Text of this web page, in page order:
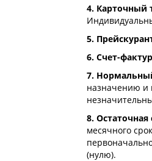
4. Карточный
5.
6. Счет-
7.
назначению и
8.
месячного
(нулю).